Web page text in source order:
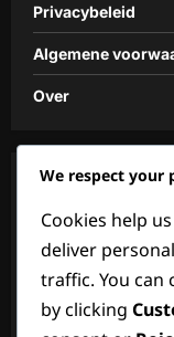
Privacybeleid
Algemene
Over
Categorieën
Toernooi
We respect your
Cookies help
deliver
traffic. You can
by clicking